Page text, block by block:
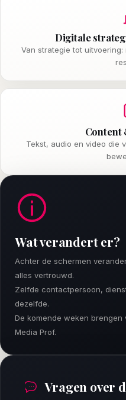
Digitale
Van strategie tot
Tekst, audio en video die
Wat verandert er?
Achter de schermen
alles vertrouwd.
Zelfde contactpersoon,
dezelfde.
De komende weken
Media Prof.
Vragen over